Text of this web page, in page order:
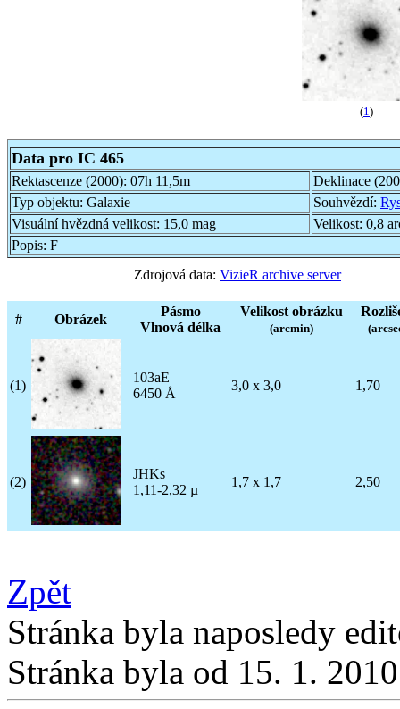
(1 )
Data pro IC 465
Rektascenze (2000): 07h 11,5m
Deklinace
Typ objektu: Galaxie Souhvězdí:
Visuální hvězdná velikost: 15,0 mag Velikost: 0,8
Popis: F
Zdrojová data: VizieR archive server
# Obrázek
Pásmo
Vlnová délka
Velikost obrázku
(arcmin)
(1)
103aE
6450 Å
3,0 x 3,0 1,70
(2)
JHKs
1,11-2,32 µ
1,7 x 1,7 2,50
Zpět
Stránka byla naposledy
Stránka byla od 15. 1.